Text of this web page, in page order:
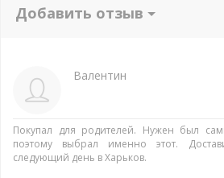
Добавить отзыв
Валентин
Покупал для родителей. Нужен был
поэтому выбрал именно этот.
следующий день в Харьков.